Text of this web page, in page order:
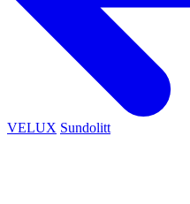
VELUX Sundolitt